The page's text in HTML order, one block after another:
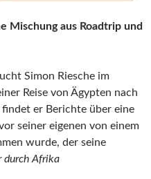
Mischung aus Roadtrip und
Simon Riesche im
Reise von Ägypten nach
er Berichte über eine
seiner eigenen von einem
wurde, der seine
durch Afrika